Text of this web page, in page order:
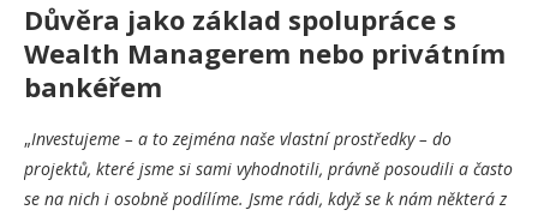
Důvěra jako základ spolupráce s
Wealth Managerem nebo privátním
bankéřem
„Investujeme – a to zejména naše vlastní prostředky – do
projektů, které jsme si sami vyhodnotili, právně posoudili a často
se na nich i osobně podílíme. Jsme rádi, když se k nám některá z